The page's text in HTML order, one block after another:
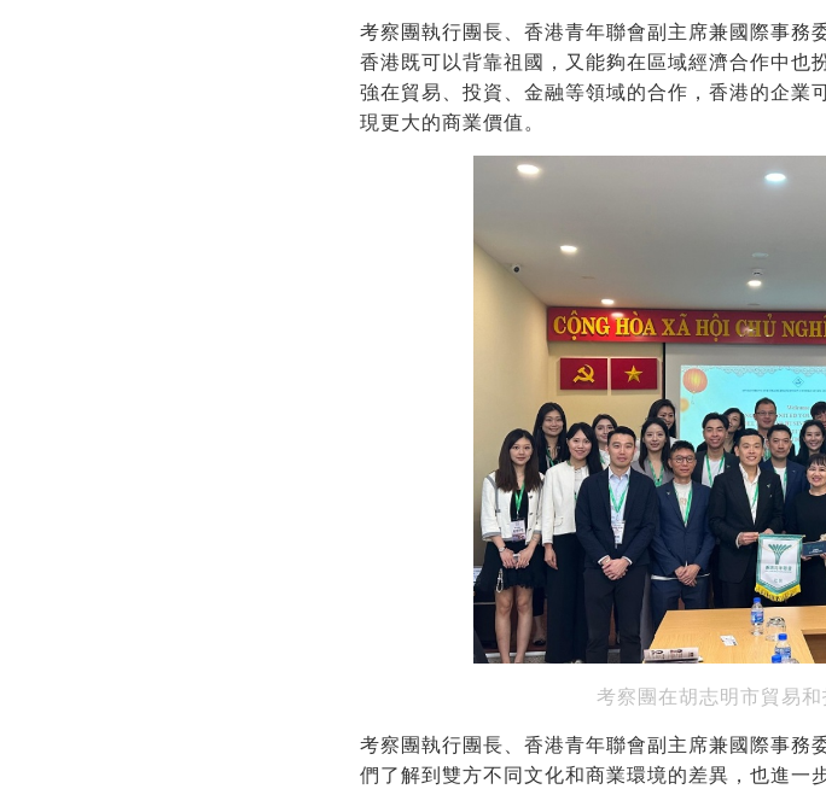
考察團執行團長、香港青年聯會副主席兼國際事務
香港既可以背靠祖國，又能夠在區域經濟合作中也
強在貿易、投資、金融等領域的合作，香港的企
現更大的商業價值。
考察團在胡志明市貿易和
考察團執行團長、香港青年聯會副主席兼國際事務
們了解到雙方不同文化和商業環境的差異，也進一